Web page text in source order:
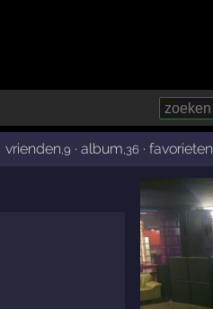
vrienden ,9 ·album ,36 ·favorieten